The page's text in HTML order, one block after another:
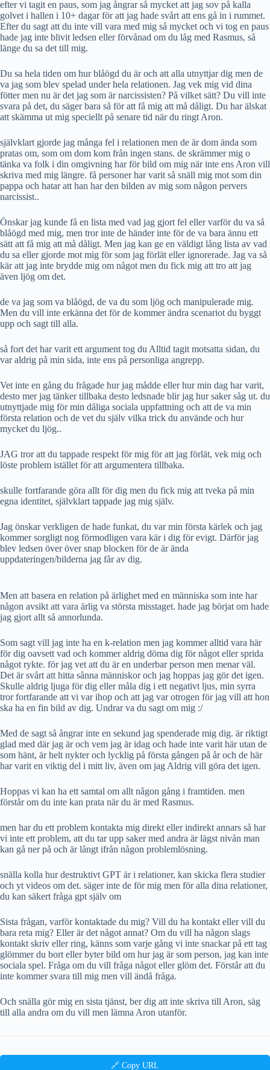
efter vi tagit en paus, som jag ångrar så mycket att jag sov på kalla
golvet i hallen i 10+ dagar för att jag hade svårt att ens gå in i rummet.
Efter du sagt att du inte vill vara med mig så mycket och vi tog en paus
hade jag inte blivit ledsen eller förvånad om du låg med Rasmus, så
länge du sa det till mig.
Du sa hela tiden om hur blåögd du är och att alla utnyttjar dig men de
va jag som blev spelad under hela relationen. Jag vek mig vid dina
fötter men nu är det jag som är narcissisten? På vilket sätt? Du vill inte
svara på det, du säger bara så för att få mig att må dåligt. Du har älskat
att skämma ut mig speciellt på senare tid när du ringt Aron.
självklart gjorde jag många fel i relationen men de är dom ända som
pratas om, som om dom kom från ingen stans. de skrämmer mig o
tänka va folk i din omgivning har för bild om mig när inte ens Aron vill
skriva med mig längre. få personer har varit så snäll mig mot som din
pappa och hatar att han har den bilden av mig som någon pervers
narcissist..
Önskar jag kunde få en lista med vad jag gjort fel eller varför du va så
blåögd med mig, men tror inte de händer inte för de va bara ännu ett
sätt att få mig att må dåligt. Men jag kan ge en väldigt lång lista av vad
du sa eller gjorde mot mig för som jag förlät eller ignorerade. Jag va så
kär att jag inte brydde mig om något men du fick mig att tro att jag
även ljög om det.
de va jag som va blåögd, de va du som ljög och manipulerade mig.
Men du vill inte erkänna det för de kommer ändra scenariot du byggt
upp och sagt till alla.
så fort det har varit ett argument tog du Alltid tagit motsatta sidan, du
var aldrig på min sida, inte ens på personliga angrepp.
Vet inte en gång du frågade hur jag mådde eller hur min dag har varit,
desto mer jag tänker tillbaka desto ledsnade blir jag hur saker såg ut. du
utnyttjade mig för min dåliga sociala uppfattning och att de va min
första relation och de vet du själv vilka trick du använde och hur
mycket du ljög..
JAG tror att du tappade respekt för mig för att jag förlät, vek mig och
löste problem istället för att argumentera tillbaka.
skulle fortfarande göra allt för dig men du fick mig att tveka på min
egna identitet, självklart tappade jag mig själv.
Jag önskar verkligen de hade funkat, du var min första kärlek och jag
kommer sorgligt nog förmodligen vara kär i dig för evigt. Därför jag
blev ledsen över över snap blocken för de är ända
uppdateringen/bilderna jag får av dig.
Men att basera en relation på ärlighet med en människa som inte har
någon avsikt att vara ärlig va största misstaget. hade jag börjat om hade
jag gjort allt så annorlunda.
Som sagt vill jag inte ha en k-relation men jag kommer alltid vara här
för dig oavsett vad och kommer aldrig döma dig för något eller sprida
något rykte. för jag vet att du är en underbar person men menar väl.
Det är svårt att hitta sånna människor och jag hoppas jag gör det igen.
Skulle aldrig ljuga för dig eller måla dig i ett negativt ljus, min syrra
tror fortfarande att vi var ihop och att jag var otrogen för jag vill att hon
ska ha en fin bild av dig. Undrar va du sagt om mig :/
Med de sagt så ångrar inte en sekund jag spenderade mig dig. är riktigt
glad med där jag är och vem jag är idag och hade inte varit här utan de
som hänt, är helt nykter och lycklig på första gången på år och de här
har varit en viktig del i mitt liv, även om jag Aldrig vill göra det igen.
Hoppas vi kan ha ett samtal om allt någon gång i framtiden. men
förstår om du inte kan prata när du är med Rasmus.
men har du ett problem kontakta mig direkt eller indirekt annars så har
vi inte ett problem, att du tar upp saker med andra är lägst nivån man
kan gå ner på och är långt ifrån någon problemlösning.
snälla kolla hur destruktivt GPT är i relationer, kan skicka flera studier
och yt videos om det. säger inte de för mig men för alla dina relationer,
du kan säkert fråga gpt själv om
Sista frågan, varför kontaktade du mig? Vill du ha kontakt eller vill du
bara reta mig? Eller är det något annat? Om du vill ha någon slags
kontakt skriv eller ring, känns som varje gång vi inte snackar på ett tag
glömmer du bort eller byter bild om hur jag är som person, jag kan inte
sociala spel. Fråga om du vill fråga något eller glöm det. Förstår att du
inte kommer svara till mig men vill ändå fråga.
Och snälla gör mig en sista tjänst, ber dig att inte skriva till Aron, säg
till alla andra om du vill men lämna Aron utanför.
🔗 Copy URL